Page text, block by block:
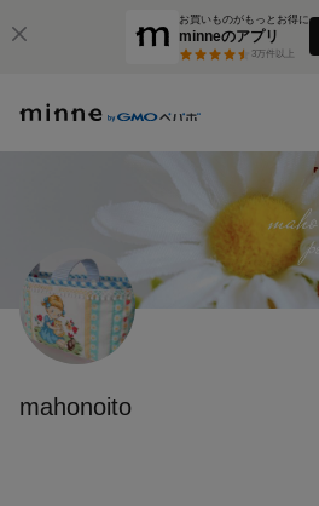
お買いものがもっとお得に
minneのアプリ
3万件以上
mahonoito